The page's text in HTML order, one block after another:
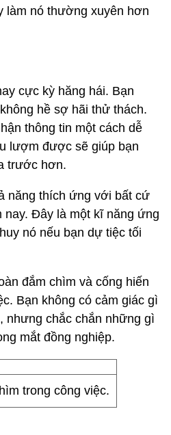
làm nó thường xuyên hơn
cực kỳ hăng hái. Bạn
hề sợ hãi thử thách.
thông tin một cách dễ
lượm được sẽ giúp bạn
trước hơn.
năng thích ứng với bất cứ
nay. Đây là một kĩ năng ứng
nó nếu bạn dự tiệc tối
đắm chìm và cống hiến
Bạn không có cảm giác gì
nhưng chắc chắn những gì
mắt đồng nghiệp.
trong công việc.